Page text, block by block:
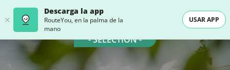
Descarga la app
RouteYou, en la palma de la
mano
USAR APP
- SELECTION -